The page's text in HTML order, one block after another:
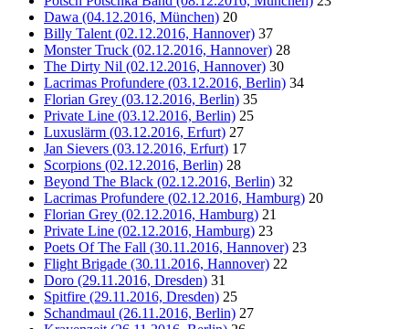
Dawa (04.12.2016, München) 20
Billy Talent (02.12.2016, Hannover) 37
Monster Truck (02.12.2016, Hannover) 28
The Dirty Nil (02.12.2016, Hannover) 30
Lacrimas Profundere (03.12.2016, Berlin) 34
Florian Grey (03.12.2016, Berlin) 35
Private Line (03.12.2016, Berlin) 25
Luxuslärm (03.12.2016, Erfurt) 27
Jan Sievers (03.12.2016, Erfurt) 17
Scorpions (02.12.2016, Berlin) 28
Beyond The Black (02.12.2016, Berlin) 32
Lacrimas Profundere (02.12.2016, Hamburg) 20
Florian Grey (02.12.2016, Hamburg) 21
Private Line (02.12.2016, Hamburg) 23
Poets Of The Fall (30.11.2016, Hannover) 23
Flight Brigade (30.11.2016, Hannover) 22
Doro (29.11.2016, Dresden) 31
Spitfire (29.11.2016, Dresden) 25
Schandmaul (26.11.2016, Berlin) 27